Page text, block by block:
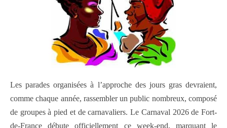
Les parades organisées à l’approche des jours gras devraient,
comme chaque année, rassembler un public nombreux, composé
de groupes à pied et de carnavaliers. Le Carnaval 2026 de Fort-
de-France débute officiellement ce week-end, marquant le